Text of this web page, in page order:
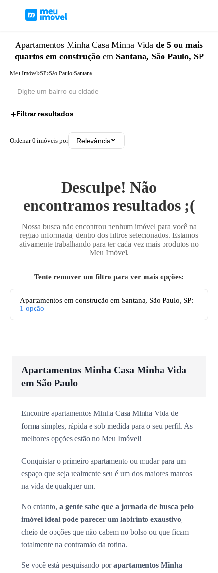
Apartamentos Minha Casa Minha Vida de 5 ou mais
quartos em construção em Santana, São Paulo, SP
Meu Imóvel›SP›São Paulo›Santana
Filtrar resultados
Ordenar0 imóveis por Relevância
Desculpe! Não
encontramos resultados ;(
Nossa busca não encontrou nenhum imóvel para você na
região informada, dentro dos filtros selecionados. Estamos
ativamente trabalhando para ter cada vez mais produtos no
Meu Imóvel.
Tente remover um filtro para ver mais opções:
Apartamentos em construção em Santana, São Paulo, SP:
1 opção
Apartamentos Minha Casa Minha Vida
em São Paulo
Encontre apartamentos Minha Casa Minha Vida de
forma simples, rápida e sob medida para o seu perfil. As
melhores opções estão no Meu Imóvel!
Conquistar o primeiro apartamento ou mudar para um
espaço que seja realmente seu é um dos maiores marcos
na vida de qualquer um.
No entanto, a gente sabe que a jornada de busca pelo
imóvel ideal pode parecer um labirinto exaustivo,
cheio de opções que não cabem no bolso ou que ficam
totalmente na contramão da rotina.
Se você está pesquisando porapartamentos Minha